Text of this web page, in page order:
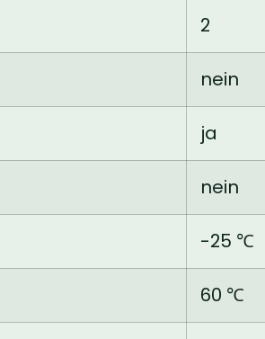
2
nein
ja
nein
-25 ℃
60 ℃